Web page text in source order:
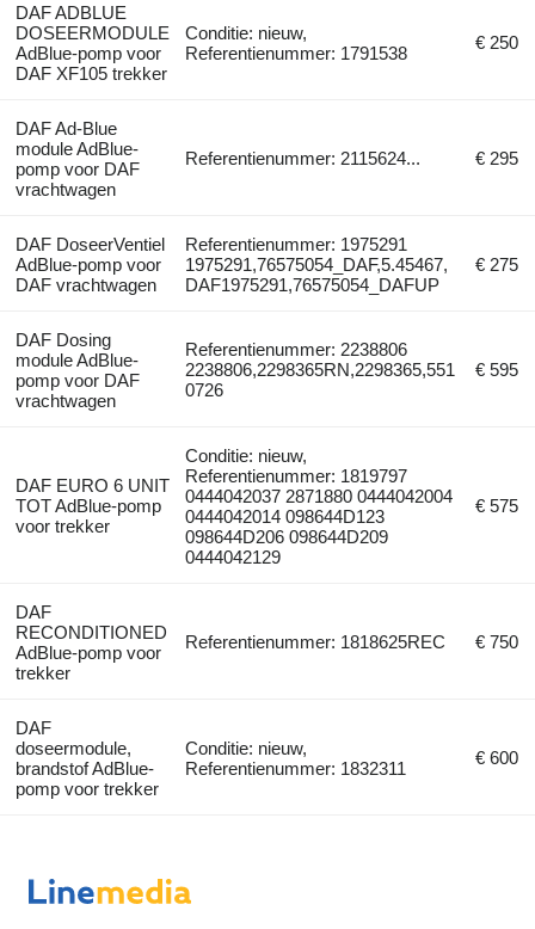
DAF ADBLUE
DOSEERMODULE
AdBlue-pomp voor
DAF XF105 trekker
Conditie: nieuw,
Referentienummer: 1791538
€ 250
DAF Ad-Blue
module AdBlue-
pomp voor DAF
vrachtwagen
Referentienummer: 2115624... € 295
DAF DoseerVentiel
AdBlue-pomp voor
DAF vrachtwagen
Referentienummer: 1975291
1975291,76575054_DAF,5.45467,
DAF1975291,76575054_DAFUP
€ 275
DAF Dosing
module AdBlue-
pomp voor DAF
vrachtwagen
Referentienummer: 2238806
2238806,2298365RN,2298365,551
0726
€ 595
DAF EURO 6 UNIT
TOT AdBlue-pomp
voor trekker
Conditie: nieuw,
Referentienummer: 1819797
0444042037 2871880 0444042004
0444042014 098644D123
098644D206 098644D209
0444042129
€ 575
DAF
RECONDITIONED
AdBlue-pomp voor
trekker
Referentienummer: 1818625REC € 750
DAF
doseermodule,
brandstof AdBlue-
pomp voor trekker
Conditie: nieuw,
Referentienummer: 1832311
€ 600